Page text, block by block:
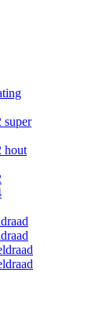
super
hout